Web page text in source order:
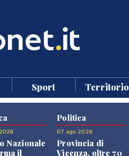
Sport Territorio
Nazionale
il
Politica
07 ago 2026
Provincia di
Vicenza, oltre 70